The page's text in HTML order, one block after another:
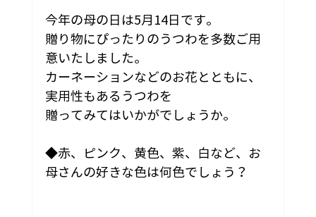
今年の母の日は5月14日です。
贈り物にぴったりのうつわを多数ご用
意いたしました。
カーネーションなどのお花とともに、
実用性もあるうつわを
贈ってみてはいかがでしょうか。
◆赤、ピンク、黄色、紫、白など、お
母さんの好きな色は何色でしょう？